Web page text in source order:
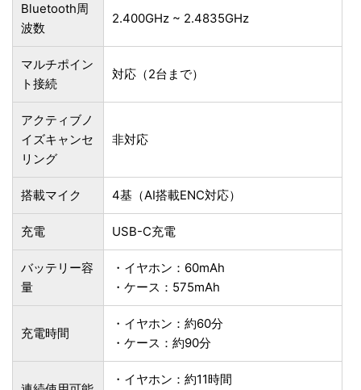
Bluetooth周
波数
2.400GHz ~ 2.4835GHz
マルチポイン
ト接続
対応（2台まで）
アクティブノ
イズキャンセ
リング
非対応
搭載マイク 4基（AI搭載ENC対応）
充電 USB-C充電
バッテリー容
量
・イヤホン：60mAh
・ケース：575mAh
充電時間
・イヤホン：約60分
・ケース：約90分
・イヤホン：約11時間